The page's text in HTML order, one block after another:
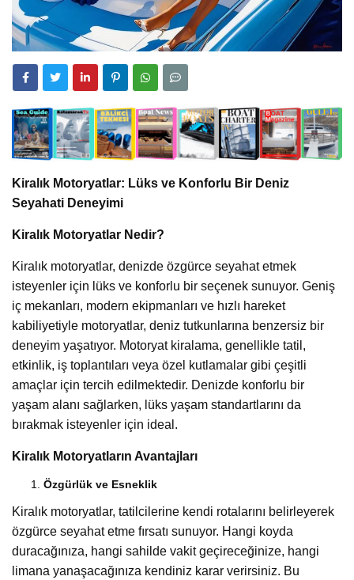
Kiralık Motoryatlar: Lüks ve Konforlu Bir Deniz
Seyahati Deneyimi
Kiralık Motoryatlar Nedir?
Kiralık motoryatlar, denizde özgürce seyahat etmek
isteyenler için lüks ve konforlu bir seçenek sunuyor. Geniş
iç mekanları, modern ekipmanları ve hızlı hareket
kabiliyetiyle motoryatlar, deniz tutkunlarına benzersiz bir
deneyim yaşatıyor. Motoryat kiralama, genellikle tatil,
etkinlik, iş toplantıları veya özel kutlamalar gibi çeşitli
amaçlar için tercih edilmektedir. Denizde konforlu bir
yaşam alanı sağlarken, lüks yaşam standartlarını da
bırakmak isteyenler için ideal.
Kiralık Motoryatların Avantajları
Özgürlük ve Esneklik
Kiralık motoryatlar, tatilcilerine kendi rotalarını belirleyerek
özgürce seyahat etme fırsatı sunuyor. Hangi koyda
duracağınıza, hangi sahilde vakit geçireceğinize, hangi
limana yanaşacağınıza kendiniz karar verirsiniz. Bu